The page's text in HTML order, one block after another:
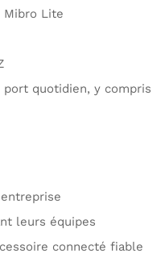
Mibro Lite
port quotidien, y compris
leurs équipes
connecté fiable